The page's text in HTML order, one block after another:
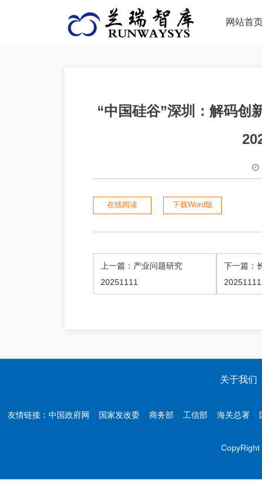
网站首
“中国硅谷”深圳：解码创
在线阅读 下载Word版
上一篇：产业问题研究
20251111
下一篇：
关于我们
友情链接： 中国政府网 国家发改委 商务部 工信部 海关总署